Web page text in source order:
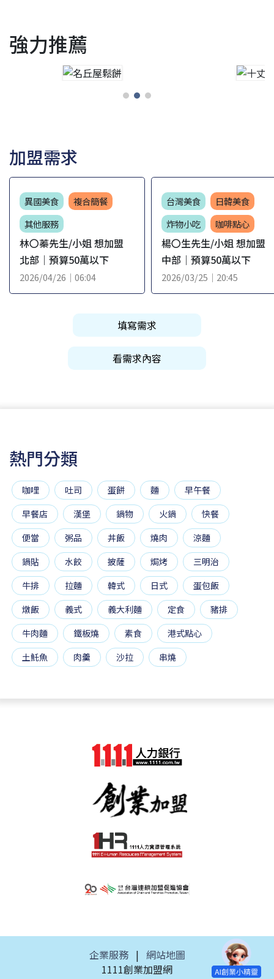
強力推薦
加盟需求
異國美食
複合簡餐
其他服務
林〇蓁先生/小姐 想加盟
北部｜預算50萬以下
2026/04/26｜06:04
台灣美食
日韓美食
炸物小吃
咖啡點心
楊〇生先生/小姐 想加盟
中部｜預算50萬以下
2026/03/25｜20:45
填寫需求
看需求內容
熱門分類
咖哩 吐司 蛋餅 麵
早午餐
早餐店
漢堡 鍋物 火鍋
快餐
便當
粥品 丼飯 燒肉
涼麵
鍋貼
水餃 披薩 焗烤
三明治
牛排
拉麵 韓式 日式
蛋包飯
燉飯
義式 義大利麵 定食
豬排
牛肉麵
鐵板燒 素食
港式點心
土魠魚
肉羹 沙拉 串燒
企業服務 | 網站地圖
1111創業加盟網